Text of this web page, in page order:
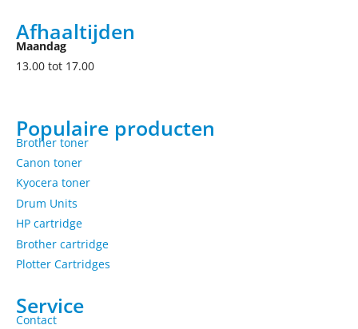
Afhaaltijden
Maandag
13.00 tot 17.00
Populaire producten
Brother toner
Canon toner
Kyocera toner
Drum Units
HP cartridge
Brother cartridge
Plotter Cartridges
Service
Contact